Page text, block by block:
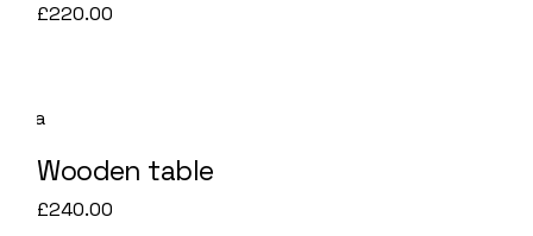
£220.00
Wooden table
£240.00